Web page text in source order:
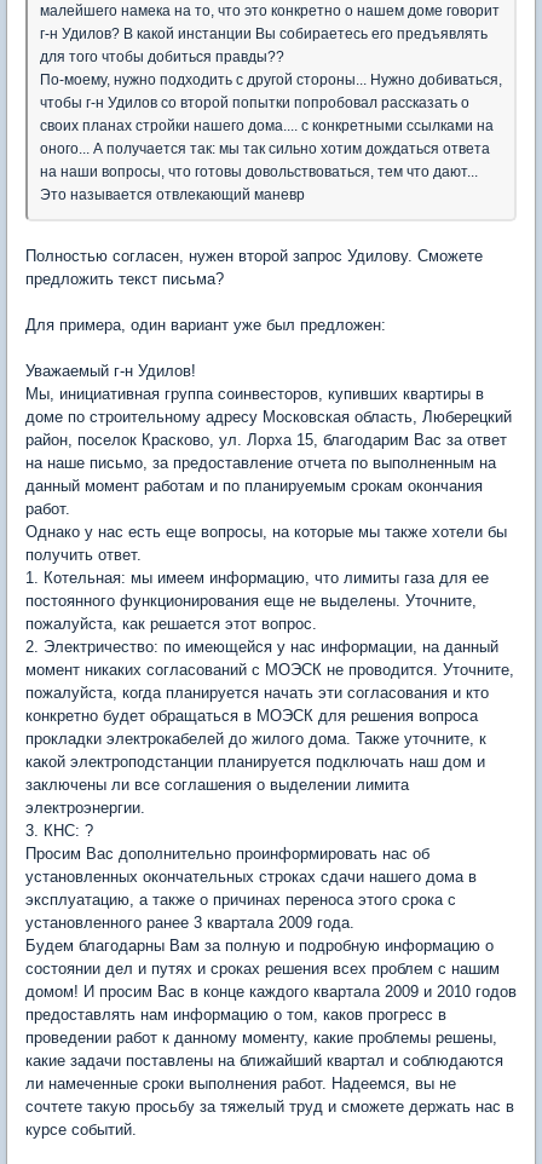
малейшего намека на то, что это конкретно о нашем доме говорит
г-н Удилов? В какой инстанции Вы собираетесь его предъявлять
для того чтобы добиться правды??
По-моему, нужно подходить с другой стороны... Нужно добиваться,
чтобы г-н Удилов со второй попытки попробовал рассказать о
своих планах стройки нашего дома.... с конкретными ссылками на
оного... А получается так: мы так сильно хотим дождаться ответа
на наши вопросы, что готовы довольствоваться, тем что дают...
Это называется отвлекающий маневр
Полностью согласен, нужен второй запрос Удилову. Сможете
предложить текст письма?
Для примера, один вариант уже был предложен:
Уважаемый г-н Удилов!
Мы, инициативная группа соинвесторов, купивших квартиры в
доме по строительному адресу Московская область, Люберецкий
район, поселок Красково, ул. Лорха 15, благодарим Вас за ответ
на наше письмо, за предоставление отчета по выполненным на
данный момент работам и по планируемым срокам окончания
работ.
Однако у нас есть еще вопросы, на которые мы также хотели бы
получить ответ.
1. Котельная: мы имеем информацию, что лимиты газа для ее
постоянного функционирования еще не выделены. Уточните,
пожалуйста, как решается этот вопрос.
2. Электричество: по имеющейся у нас информации, на данный
момент никаких согласований с МОЭСК не проводится. Уточните,
пожалуйста, когда планируется начать эти согласования и кто
конкретно будет обращаться в МОЭСК для решения вопроса
прокладки электрокабелей до жилого дома. Также уточните, к
какой электроподстанции планируется подключать наш дом и
заключены ли все соглашения о выделении лимита
электроэнергии.
3. КНС: ?
Просим Вас дополнительно проинформировать нас об
установленных окончательных строках сдачи нашего дома в
эксплуатацию, а также о причинах переноса этого срока с
установленного ранее 3 квартала 2009 года.
Будем благодарны Вам за полную и подробную информацию о
состоянии дел и путях и сроках решения всех проблем с нашим
домом! И просим Вас в конце каждого квартала 2009 и 2010 годов
предоставлять нам информацию о том, каков прогресс в
проведении работ к данному моменту, какие проблемы решены,
какие задачи поставлены на ближайший квартал и соблюдаются
ли намеченные сроки выполнения работ. Надеемся, вы не
сочтете такую просьбу за тяжелый труд и сможете держать нас в
курсе событий.